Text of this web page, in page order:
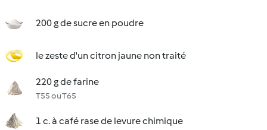
200 g de sucre en poudre
le zeste d'un citron jaune non traité
220 g de farine
T55 ou T65
1 c. à café rase de levure chimique